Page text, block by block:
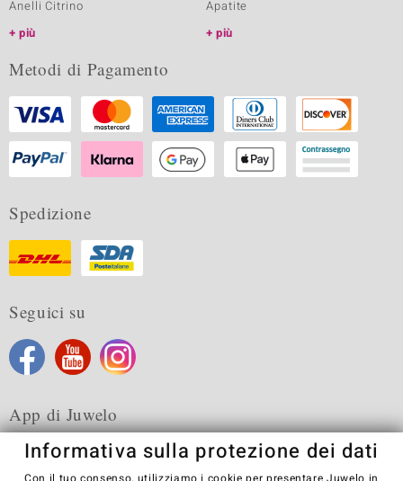
Anelli Citrino
più
Apatite
più
Metodi di Pagamento
Spedizione
Seguici su
App di Juwelo
Informativa sulla protezione dei dati